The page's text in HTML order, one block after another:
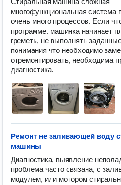
Стиральная машина сложная
многофункциональная система
очень много процессов. Если
программе, машинка начинает
греметь, не выполнять
понимания что необходимо
отремонтировать, необходима
диагностика.
Ремонт не заливающей воду
машины
Диагностика, выявление
проблема часто связана, с
модулем, или мотором